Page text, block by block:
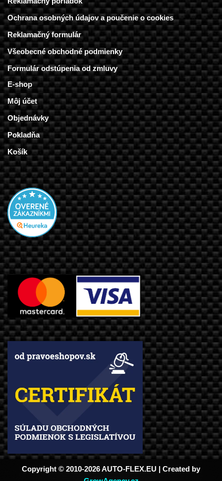
Ochrana osobných údajov a poučenie o cookies
Reklamačný formulár
Všeobecné obchodné podmienky
Formulár odstúpenia od zmluvy
E-shop
Môj účet
Objednávky
Pokladňa
Košík
Copyright © 2010-2026 AUTO-FLEX.EU | Created by